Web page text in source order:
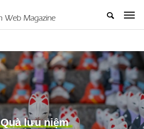
Quà lưu niệm